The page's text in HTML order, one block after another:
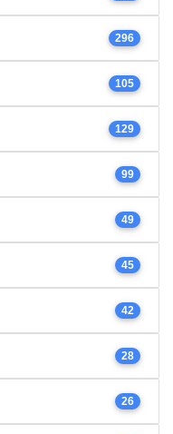
296
105
129
99
49
45
42
28
26